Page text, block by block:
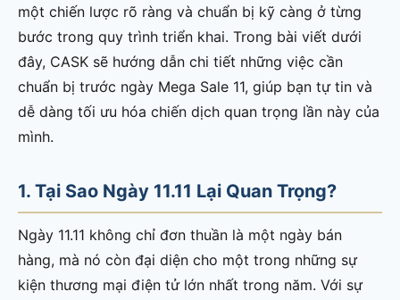
một chiến lược rõ ràng và chuẩn bị kỹ càng ở từng
bước trong quy trình triển khai. Trong bài viết dưới
đây, CASK sẽ hướng dẫn chi tiết những việc cần
chuẩn bị trước ngày Mega Sale 11, giúp bạn tự tin và
dễ dàng tối ưu hóa chiến dịch quan trọng lần này của
mình.
1. Tại Sao Ngày 11.11 Lại Quan Trọng?
Ngày 11.11 không chỉ đơn thuần là một ngày bán
hàng, mà nó còn đại diện cho một trong những sự
kiện thương mại điện tử lớn nhất trong năm. Với sự